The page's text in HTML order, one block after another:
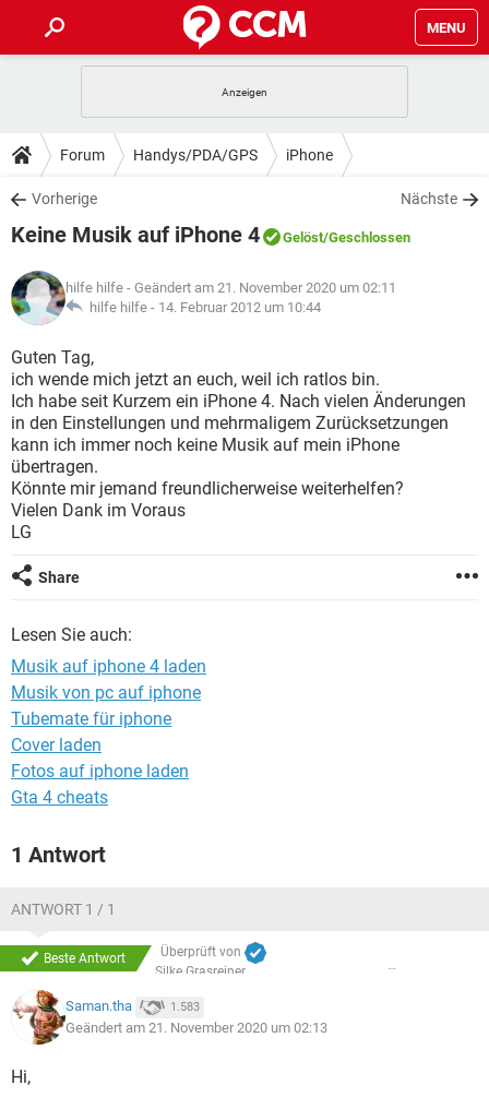
MENU
ANDROID IOS
WINDOWS 10
WHATSAPP TIKTOK
FACEBOOK
TIPPS & TRICKS
SPIELE STREAMING
WHATSAPP TIKTOK
FACEBOOK
DOWNLOADS
SPIELE STREAMING
ANDROID
WINDOWS 10 INSTAGRAM
WHATSAPP
FACEBOOK HARDWARE
SPIELE STREAMING
ANDROID
WINDOWS 10
WHATSAPP TIKTOK
FACEBOOK HARDWARE
LEXIKON
SPIELE
ANDROID IOS
WINDOWS 10 INSTAGRAM
WHATSAPP
FACEBOOK HARDWARE
Forum Handys/PDA/GPS iPhone
Vorherige Nächste
Keine Musik auf iPhone 4 Gelöst/Geschlossen
hilfe hilfe - Geändert am 21. November 2020 um 02:11
hilfe hilfe - 14. Februar 2012 um 10:44
Guten Tag,
ich wende mich jetzt an euch, weil ich ratlos bin.
Ich habe seit Kurzem ein iPhone 4. Nach vielen Änderungen
in den Einstellungen und mehrmaligem Zurücksetzungen
kann ich immer noch keine Musik auf mein iPhone
übertragen.
Könnte mir jemand freundlicherweise weiterhelfen?
Vielen Dank im Voraus
LG
Share
Lesen Sie auch:
Musik auf iphone 4 laden
Musik von pc auf iphone
Tubemate für iphone
Cover laden
Fotos auf iphone laden
Gta 4 cheats
1 Antwort
ANTWORT 1 / 1
Beste Antwort
Überprüft von
Silke Grasreiner
Saman.tha 1.583
Geändert am 21. November 2020 um 02:13
Hi,